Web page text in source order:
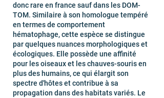
donc rare en france sauf dans les DOM-
TOM. Similaire à son homologue tempéré
en termes de comportement
hématophage, cette espèce se distingue
par quelques nuances morphologiques et
écologiques. Elle possède une affinité
pour les oiseaux et les chauves-souris en
plus des humains, ce qui élargit son
spectre d'hôtes et contribue à sa
propagation dans des habitats variés. Le